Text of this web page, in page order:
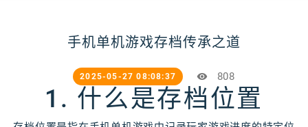
手机单机游戏存档传承之道
2025-05-27 08:08:37 808
1. 什么是存档位置